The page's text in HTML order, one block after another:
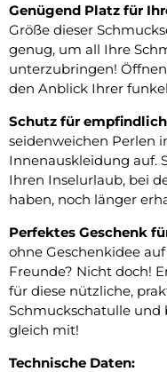
Genügend Platz für
Größe dieser
genug, um all Ihre
unterzubringen!
den Anblick Ihrer
Schutz für
seidenweichen Perlen
Innenauskleidung auf.
Ihren Inselurlaub, bei
haben, noch länger
Perfektes Geschenk
ohne Geschenkidee
Freunde? Nicht doch!
für diese nützliche,
Schmuckschatulle und
gleich mit!
Technische Daten: